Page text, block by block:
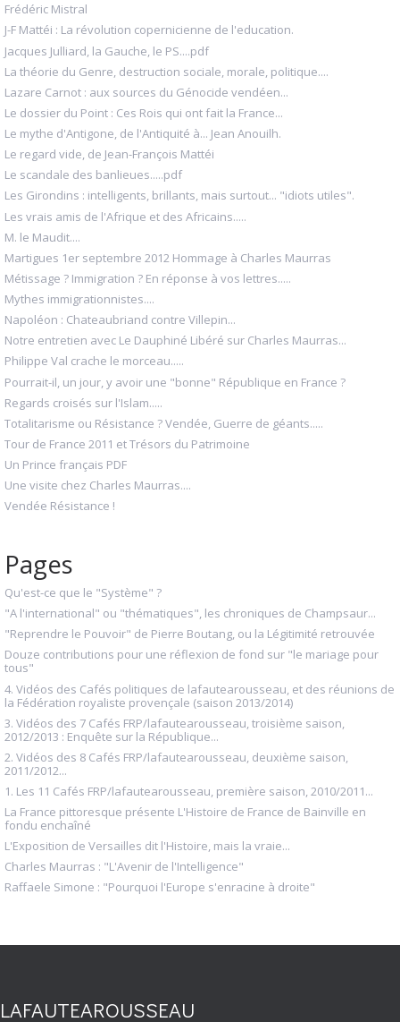
Frédéric Mistral
J-F Mattéi : La révolution copernicienne de l'education.
Jacques Julliard, la Gauche, le PS....pdf
La théorie du Genre, destruction sociale, morale, politique....
Lazare Carnot : aux sources du Génocide vendéen...
Le dossier du Point : Ces Rois qui ont fait la France...
Le mythe d'Antigone, de l'Antiquité à... Jean Anouilh.
Le regard vide, de Jean-François Mattéi
Le scandale des banlieues.....pdf
Les Girondins : intelligents, brillants, mais surtout... "idiots utiles".
Les vrais amis de l'Afrique et des Africains.....
M. le Maudit....
Martigues 1er septembre 2012 Hommage à Charles Maurras
Métissage ? Immigration ? En réponse à vos lettres.....
Mythes immigrationnistes....
Napoléon : Chateaubriand contre Villepin...
Notre entretien avec Le Dauphiné Libéré sur Charles Maurras...
Philippe Val crache le morceau.....
Pourrait-il, un jour, y avoir une "bonne" République en France ?
Regards croisés sur l'Islam.....
Totalitarisme ou Résistance ? Vendée, Guerre de géants.....
Tour de France 2011 et Trésors du Patrimoine
Un Prince français PDF
Une visite chez Charles Maurras....
Vendée Résistance !
Pages
Qu'est-ce que le "Système" ?
"A l'international" ou "thématiques", les chroniques de Champsaur...
"Reprendre le Pouvoir" de Pierre Boutang, ou la Légitimité retrouvée
Douze contributions pour une réflexion de fond sur "le mariage pour
tous"
4. Vidéos des Cafés politiques de lafautearousseau, et des réunions de
la Fédération royaliste provençale (saison 2013/2014)
3. Vidéos des 7 Cafés FRP/lafautearousseau, troisième saison,
2012/2013 : Enquête sur la République...
2. Vidéos des 8 Cafés FRP/lafautearousseau, deuxième saison,
2011/2012...
1. Les 11 Cafés FRP/lafautearousseau, première saison, 2010/2011...
La France pittoresque présente L'Histoire de France de Bainville en
fondu enchaîné
L'Exposition de Versailles dit l'Histoire, mais la vraie...
Charles Maurras : "L'Avenir de l'Intelligence"
Raffaele Simone : "Pourquoi l'Europe s'enracine à droite"
LAFAUTEAROUSSEAU